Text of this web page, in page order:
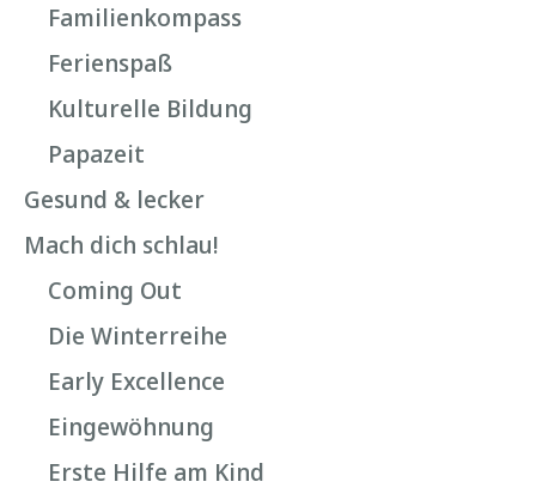
Familienkompass
Ferienspaß
Kulturelle Bildung
Papazeit
Gesund & lecker
Mach dich schlau!
Coming Out
Die Winterreihe
Early Excellence
Eingewöhnung
Erste Hilfe am Kind